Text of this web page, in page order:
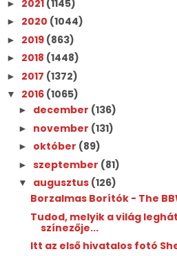
► 2021 (1145)
► 2020 (1044)
► 2019 (863)
► 2018 (1448)
► 2017 (1372)
▼ 2016 (1065)
► december (136)
► november (131)
► október (89)
► szeptember (81)
▼ augusztus (126)
Borzalmas Borítók - The
Tudod, melyik a világ
színezője...
Itt az első hivatalos fotó